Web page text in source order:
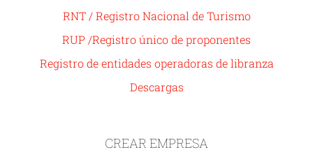
RNT / Registro Nacional de Turismo
RUP /Registro único de proponentes
Registro de entidades operadoras de libranza
Descargas
CREAR EMPRESA